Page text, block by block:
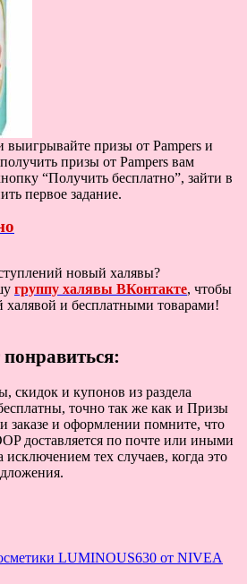
выигрывайте призы от Pampers и
призы от Pampers вам
“Получить бесплатно”, зайти в
первое задание.
новый халявы?
группу халявы ВКонтакте, чтобы
халявой и бесплатными товарами!
скидок и купонов из раздела
точно так же как и Призы
заказе и оформлении помните, что
доставляется по почте или иными
исключением тех случаев, когда это